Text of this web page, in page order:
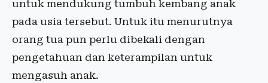
untuk mendukung tumbuh kembang anak
pada usia tersebut. Untuk itu menurutnya
orang tua pun perlu dibekali dengan
pengetahuan dan keterampilan untuk
mengasuh anak.